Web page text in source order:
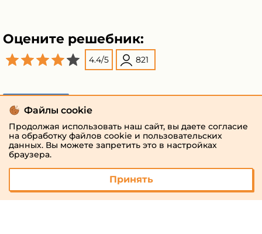
Оцените решебник:
4.4/5 821
Файлы cookie
Продолжая использовать наш сайт, вы даете согласие
на обработку файлов cookie и пользовательских
данных. Вы можете запретить это в настройках
браузера.
Принять